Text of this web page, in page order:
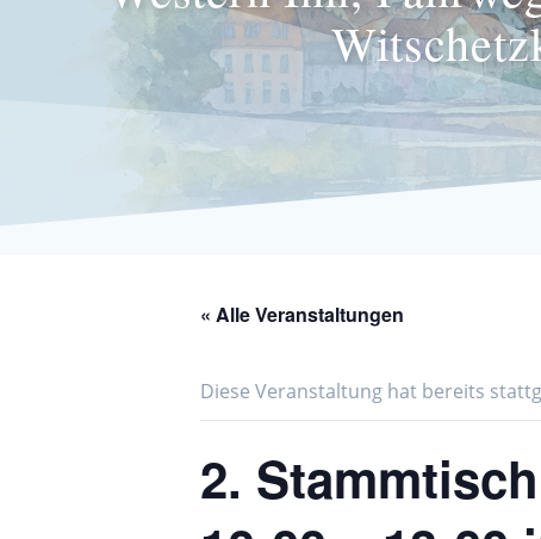
« Alle Veranstaltungen
Diese Veranstaltung hat bereits
2.